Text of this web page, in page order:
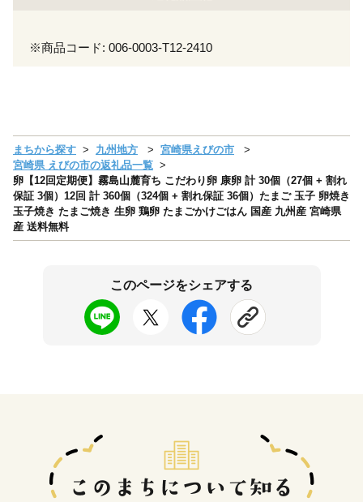
※商品コード: 006-0003-T12-2410
まちから探す 九州地方
宮崎県えびの市
宮崎県 えびの市の返礼品一覧
卵【12回定期便】霧島山麓育ち こだわり卵 康卵 計 30個（27個 + 割れ
保証 3個）12回 計 360個（324個 + 割れ保証 36個）たまご 玉子 卵焼き
玉子焼き たまご焼き 生卵 鶏卵 たまごかけごはん 国産 九州産 宮崎県
産 送料無料
このページをシェアする